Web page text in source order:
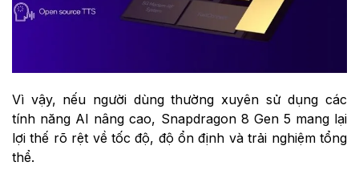
Vì vậy, nếu người dùng thường xuyên sử dụng các
tính năng AI nâng cao, Snapdragon 8 Gen 5 mang lại
lợi thế rõ rệt về tốc độ, độ ổn định và trải nghiệm tổng
thể.